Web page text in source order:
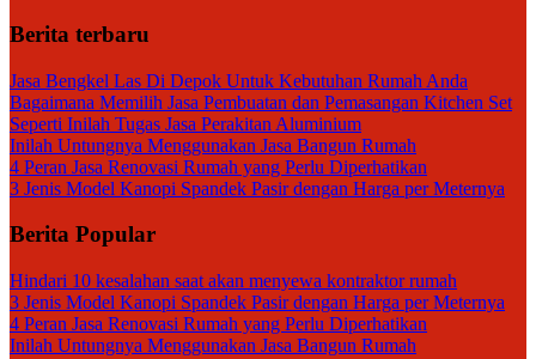
Berita terbaru
Jasa Bengkel Las Di Depok Untuk Kebutuhan Rumah Anda
Bagaimana Memilih Jasa Pembuatan dan Pemasangan Kitchen Set
Seperti Inilah Tugas Jasa Perakitan Aluminium
Inilah Untungnya Menggunakan Jasa Bangun Rumah
4 Peran Jasa Renovasi Rumah yang Perlu Diperhatikan
3 Jenis Model Kanopi Spandek Pasir dengan Harga per Meternya
Berita Popular
Hindari 10 kesalahan saat akan menyewa kontraktor rumah
3 Jenis Model Kanopi Spandek Pasir dengan Harga per Meternya
4 Peran Jasa Renovasi Rumah yang Perlu Diperhatikan
Inilah Untungnya Menggunakan Jasa Bangun Rumah